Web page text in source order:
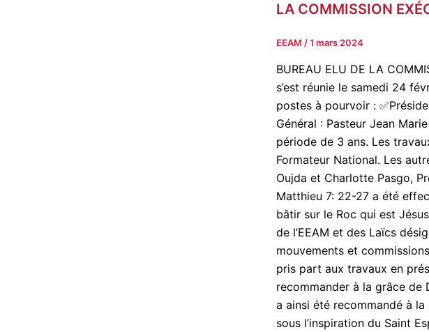
LA COMMISSION
EEAM /1 mars 2024
BUREAU ELU DE LA
s’est réunie le samedi 24
postes à pourvoir :
Général : Pasteur Jean
période de 3 ans. Les
Formateur National. Les
Oujda et Charlotte Pasgo,
Matthieu 7: 22-27 a été
bâtir sur le Roc qui est
de l’EEAM et des Laïcs
mouvements et
pris part aux travaux en
recommander à la grâce de
a ainsi été recommandé à
sous l’inspiration du Saint